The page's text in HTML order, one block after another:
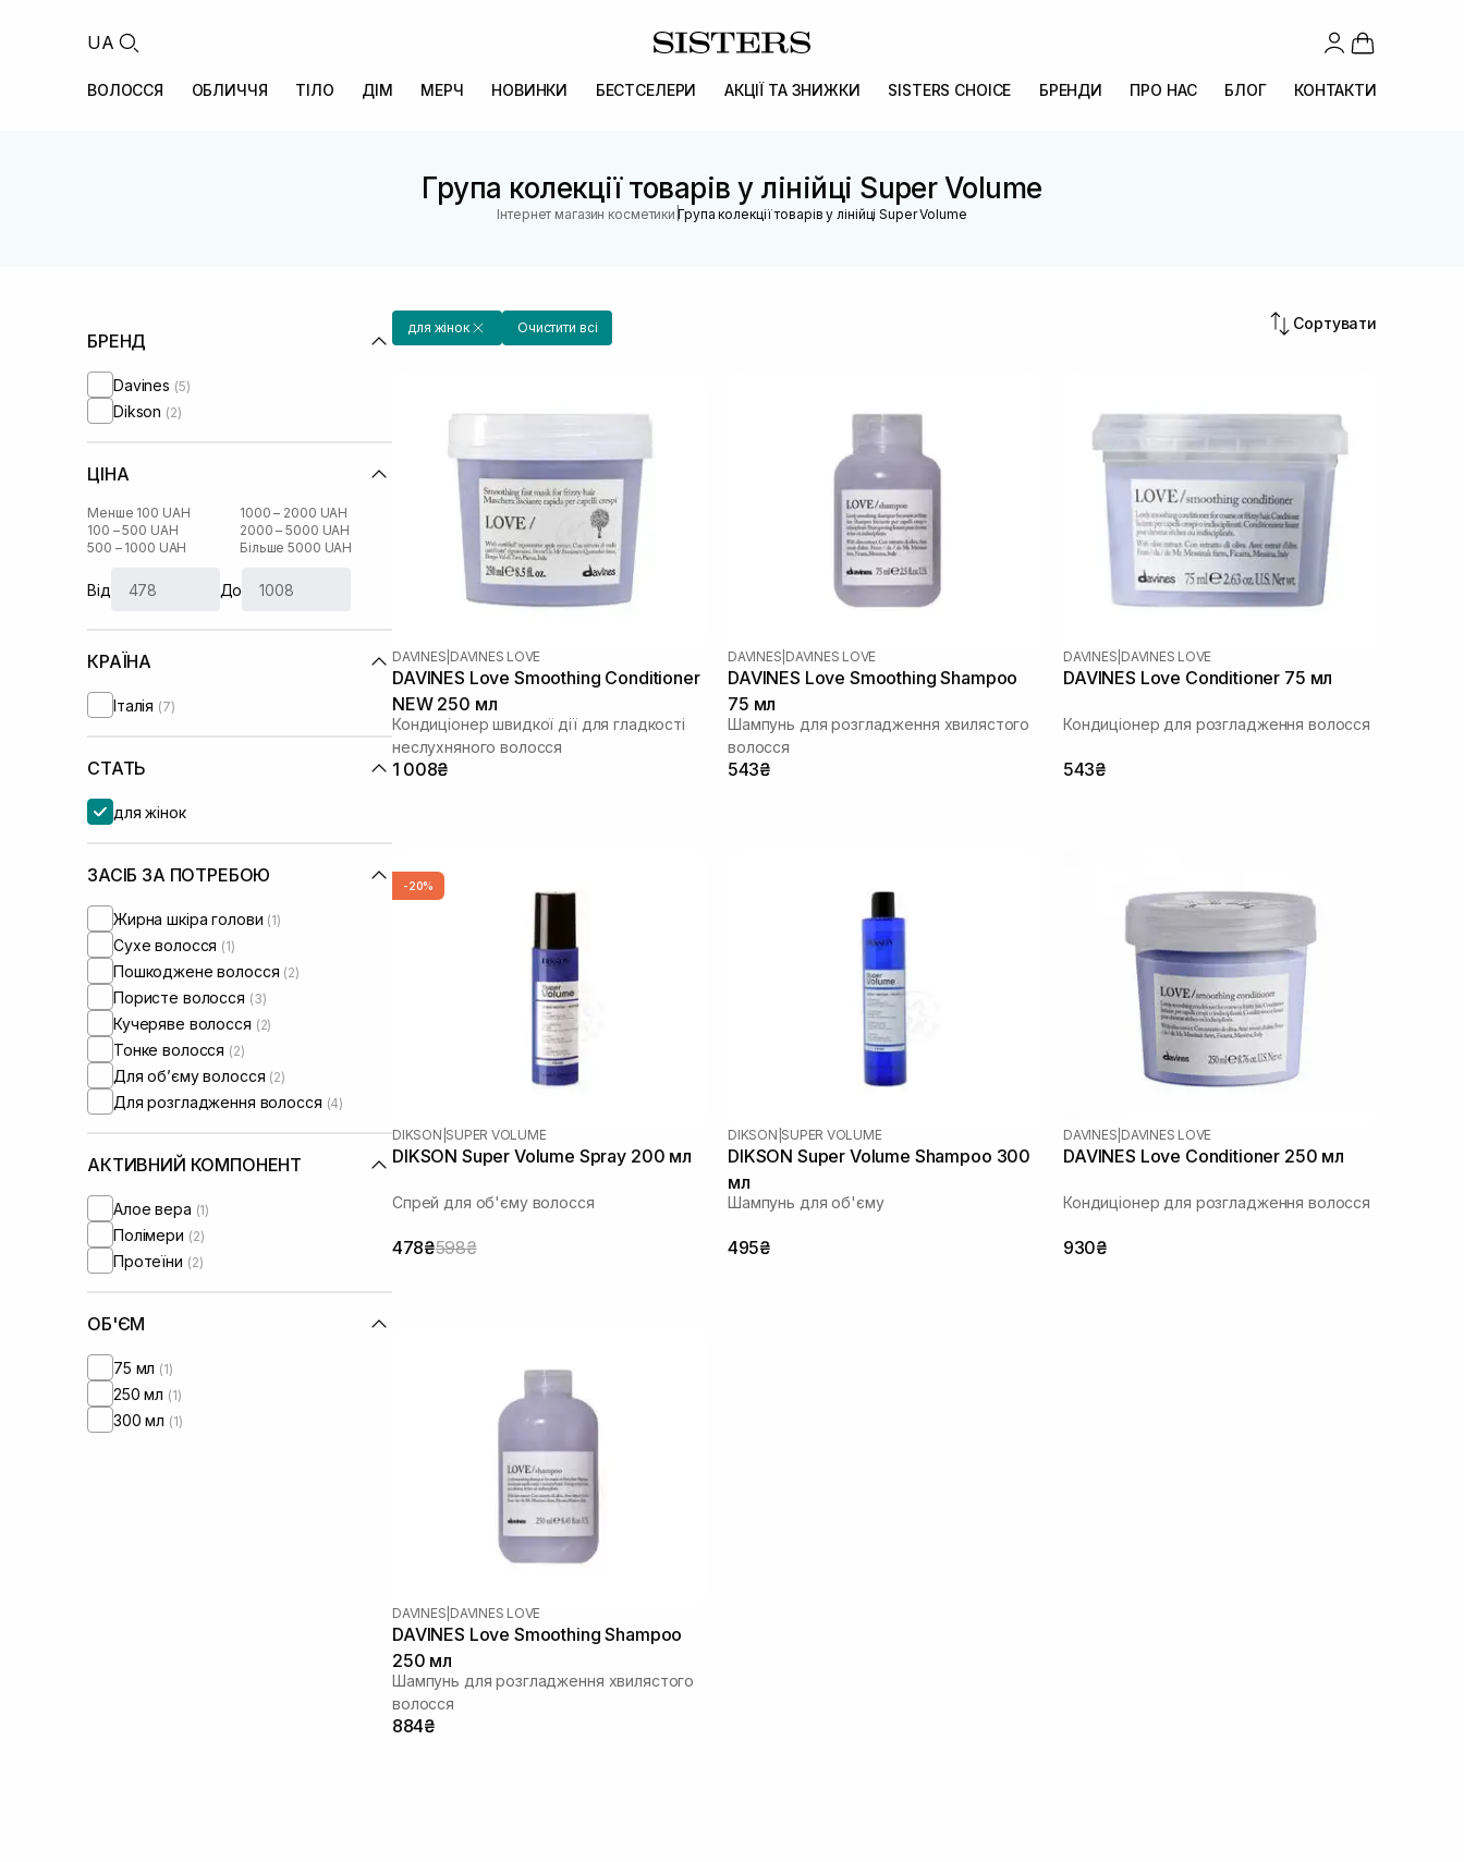
UA
ВОЛОССЯ ОБЛИЧЧЯ ТІЛО ДІМ МЕРЧ НОВИНКИ БЕСТСЕЛЕРИ АКЦІЇ ТА ЗНИЖКИ SISTERS CHOICE БРЕНДИ ПРО НАС БЛОГ КОНТАКТИ
Група колекції товарів у лінійці Super Volume
Інтернет магазин косметики |Група колекції товарів у лінійці Super Volume
БРЕНД
Davines (5)
Dikson (2)
ЦІНА
Менше 100 UAH
100 – 500 UAH
500 – 1000 UAH
1000 – 2000 UAH
2000 – 5000 UAH
Більше 5000 UAH
Від До
КРАЇНА
Італія (7)
СТАТЬ
для жінок
ЗАСІБ ЗА ПОТРЕБОЮ
Жирна шкіра голови (1)
Сухе волосся (1)
Пошкоджене волосся (2)
Пористе волосся (3)
Кучеряве волосся (2)
Тонке волосся (2)
Для обʼєму волосся (2)
Для розгладження волосся (4)
АКТИВНИЙ КОМПОНЕНТ
Алое вера (1)
Полімери (2)
Протеїни (2)
ОБ'ЄМ
75 мл (1)
250 мл (1)
300 мл (1)
для жінок Очистити всі Сортувати
DAVINES DAVINES LOVE
DAVINES Love Smoothing Conditioner
NEW 250 мл
Кондиціонер швидкої дії для гладкості
неслухняного волосся
1 008₴
DAVINES DAVINES LOVE
DAVINES Love Smoothing Shampoo
75 мл
Шампунь для розгладження хвилястого
волосся
543₴
DAVINES DAVINES LOVE
DAVINES Love Conditioner 75 мл
Кондиціонер для розгладження волосся
543₴
-20%
DIKSON SUPER VOLUME
DIKSON Super Volume Spray 200 мл
Спрей для об'єму волосся
478₴598₴
DIKSON SUPER VOLUME
DIKSON Super Volume Shampoo 300
мл
Шампунь для об'єму
495₴
DAVINES DAVINES LOVE
DAVINES Love Conditioner 250 мл
Кондиціонер для розгладження волосся
930₴
DAVINES DAVINES LOVE
DAVINES Love Smoothing Shampoo
250 мл
Шампунь для розгладження хвилястого
волосся
884₴